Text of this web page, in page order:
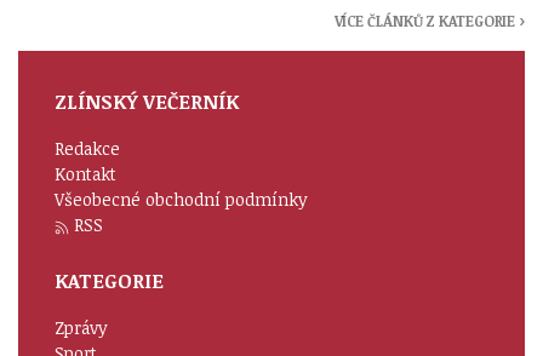
VÍCE ČLÁNKŮ Z KATEGORIE ›
ZLÍNSKÝ VEČERNÍK
Redakce
Kontakt
Všeobecné obchodní podmínky
RSS
KATEGORIE
Zprávy